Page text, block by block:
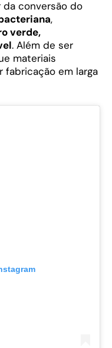
conversão do
,
verde,
. Além de ser
materiais
em larga